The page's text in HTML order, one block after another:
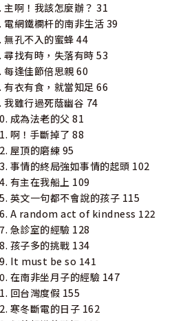
主啊！我該怎麼辦？ 31
電網鐵欄杆的南非生活 39
無孔不入的蜜蜂 44
尋找有時，失落有時 53
每逢佳節倍思親 60
有衣有食，就當知足 66
我雖行過死蔭幽谷 74
成為法老的父 81
啊！手斷掉了 88
屋頂的磨練 95
事情的終局強如事情的起頭 102
有主在我船上 109
英文一句都不會說的孩子 115
A random act of kindness 122
急診室的經驗 128
孩子多的挑戰 134
It must be so 141
在南非坐月子的經驗 147
回台灣度假 155
寒冬斷電的日子 162